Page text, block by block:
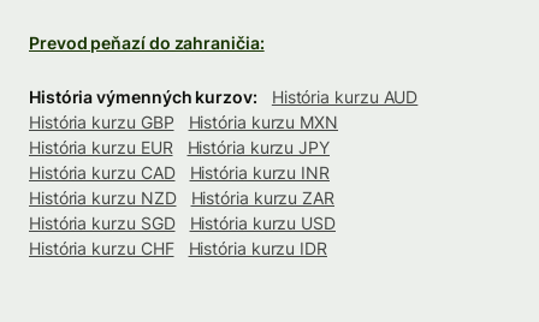
Prevod peňazí do zahraničia:
História výmenných kurzov:
História kurzu AUD
História kurzu GBP
História kurzu MXN
História kurzu EUR
História kurzu JPY
História kurzu CAD
História kurzu INR
História kurzu NZD
História kurzu ZAR
História kurzu SGD
História kurzu USD
História kurzu CHF
História kurzu IDR